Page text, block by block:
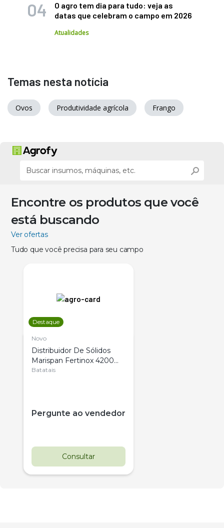
O agro tem dia para tudo: veja as
datas que celebram o campo em 2026
Atualidades
Temas nesta notícia
Ovos Produtividade agrícola Frango
Encontre os produtos que você
está buscando
Ver ofertas
Tudo que você precisa para seu campo
Destaque
Novo
Distribuidor De Sólidos
Marispan Fertinox 4200
Citrus
Batatais
Pergunte ao vendedor
Consultar